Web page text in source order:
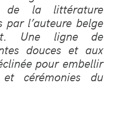
de la littérature
l’auteure belge
Une ligne de
douces et aux
pour embellir
cérémonies du